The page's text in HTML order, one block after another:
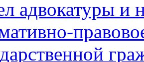
адвокатуры и